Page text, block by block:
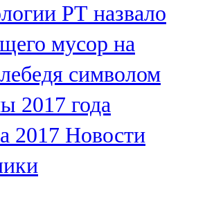
РТ назвало
мусор на
символом
2017 года
2017 Новости